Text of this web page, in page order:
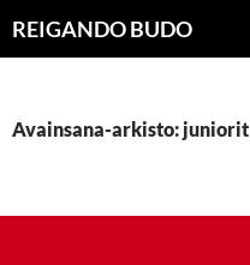
sisältöön
REIGANDO BUDO
Avainsana-arkisto: juniorit